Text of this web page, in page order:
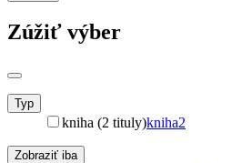
Zúžiť výber
Typ
kniha (2 tituly)kniha2
Zobraziť iba